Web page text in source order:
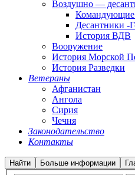
Воздушно —
Десантники -
История ВДВ
Вооружение
История Морской
История Разведки
Ветераны
Афганистан
Ангола
Сирия
Чечня
Законодательство
Контакты
Найти Больше информации